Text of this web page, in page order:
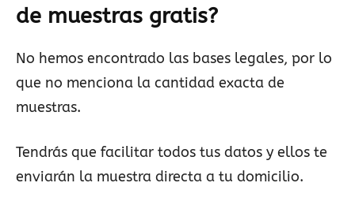
de muestras gratis?
No hemos encontrado las bases legales, por lo
que no menciona la cantidad exacta de
muestras.
Tendrás que facilitar todos tus datos y ellos te
enviarán la muestra directa a tu domicilio.